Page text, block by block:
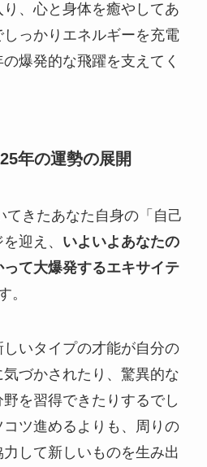
、心と身体を癒やしてあ
っかりエネルギーを充電
爆発的な飛躍を支えてく
年の運勢の展開
てきたあなた自身の「自己
迎え、 いよいよあなたの
て大爆発するエキサイテ
。
いタイプの才能が自分の
づかされたり、驚異的な
を習得できたりするでし
ツ進めるよりも、周りの
して新しいものを生み出